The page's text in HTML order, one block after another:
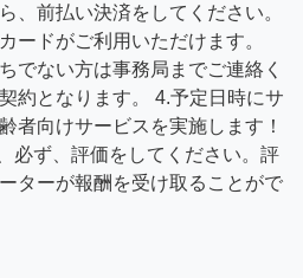
、前払い決済をしてください。
ードがご利用いただけます。
でない方は事務局までご連絡く
約となります。 4.予定日時にサ
者向けサービスを実施します！
必ず、評価をしてください。評
ターが報酬を受け取ることがで